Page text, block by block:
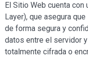
El Sitio Web cuenta
Layer), que asegura
de forma segura y
datos entre el servidor
totalmente cifrada o